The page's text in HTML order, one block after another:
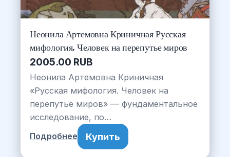
Неонила Артемовна Криничная Русская
мифология. Человек на перепутье миров
2005.00 RUB
Неонила Артемовна Криничная
«Русская мифология. Человек на
перепутье миров» — фундаментальное
исследование, по…
Подробнее Купить